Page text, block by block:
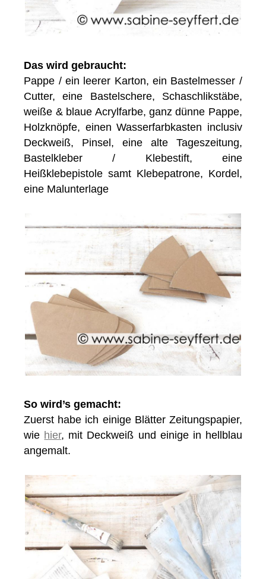
Das wird gebraucht:
Pappe / ein leerer Karton, ein Bastelmesser /
Cutter, eine Bastelschere, Schaschlikstäbe,
weiße & blaue Acrylfarbe, ganz dünne Pappe,
Holzknöpfe, einen Wasserfarbkasten inclusiv
Deckweiß, Pinsel, eine alte Tageszeitung,
Bastelkleber / Klebestift, eine
Heißklebepistole samt Klebepatrone, Kordel,
eine Malunterlage
So wird’s gemacht:
Zuerst habe ich einige Blätter Zeitungspapier,
wie hier, mit Deckweiß und einige in hellblau
angemalt.